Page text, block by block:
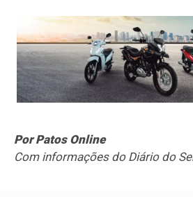
Por Patos Online
Com informações do Diário do